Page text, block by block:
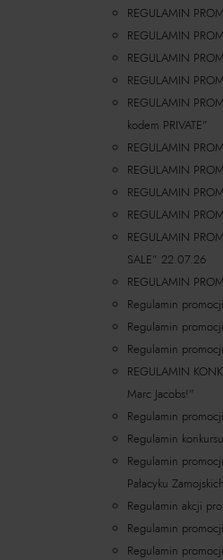
REGULAMIN
REGULAMIN
REGULAMIN
REGULAMIN
REGULAMIN
kodem PRIVATE”
REGULAMIN
REGULAMIN
REGULAMIN
REGULAMIN
REGULAMIN
SALE” 22.07.26
REGULAMIN
Regulamin
Regulamin
Regulamin
REGULAMIN
Marc Jacobs!"
Regulamin
Regulamin
Regulamin
Pałacyku
Regulamin akcji
Regulamin
Regulamin